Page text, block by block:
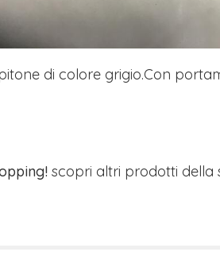
di colore grigio.Con
scopri altri prodotti della